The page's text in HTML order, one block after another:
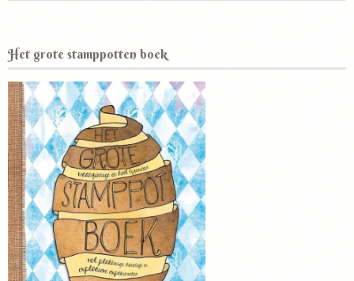
Het grote stamppotten boek